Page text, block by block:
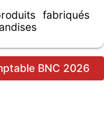
fabriqués
BNC 2026